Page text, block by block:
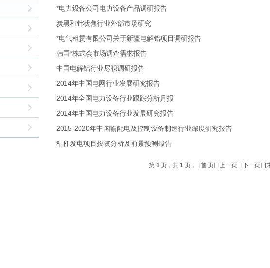
*电力设备公司电力设备产品调研报告
炭黑和针状焦行业外部市场研究
*电气租赁有限公司关于新疆电解铝项目调研报告
韩国*株式会市场调查需求报告
中国电解铝行业尽职调研报告
2014年中国电网行业发展研究报告
2014年全国电力设备行业跟踪分析月报
2014年中国电力设备行业发展研究报告
2015-2020年中国输配电及控制设备制造行业深度研究报告
秸秆发电项目投资分析及前景预测报告
第 1页，共 1页， [首 页] [上一页] [下一页] [